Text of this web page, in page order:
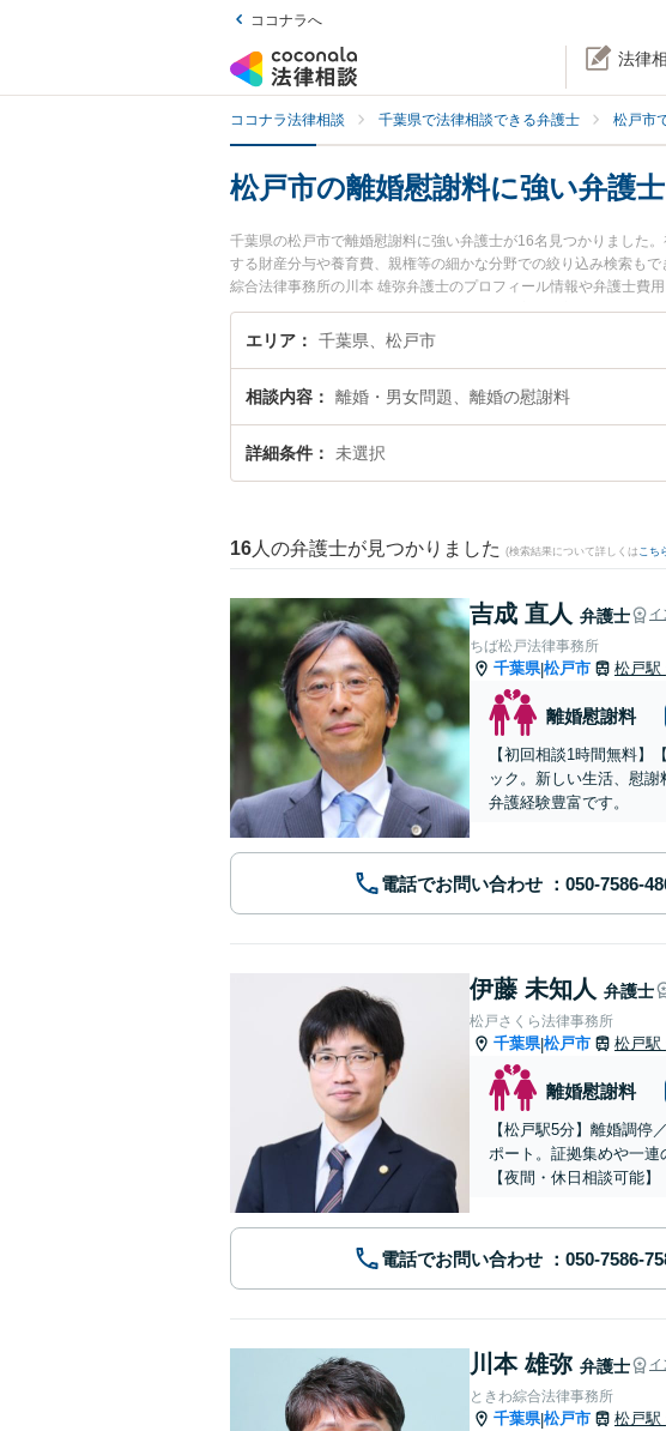
ココナラへ
法律
ココナラ法律相談 千葉県で法律相談できる弁護士 松戸市
松戸市の離婚慰謝料に強い弁護士
千葉県の松戸市で離婚慰謝料に強い弁護士が16名見つかりました
する財産分与や養育費、親権等の細かな分野での絞り込み検索も
綜合法律事務所の川本 雄弥弁護士のプロフィール情報や弁護士費
相談したい』『離婚慰謝料のトラブル解決の実績豊富な近くの弁
困りの相談者さんにおすすめです。
エリア 千葉県、松戸市
相談内容 離婚・男女問題、離婚の慰謝料
詳細条件 未選択
16 人の弁護士が見つかりました (検索結果について詳しくは こち
吉成 直人 弁護士 イ
ちば松戸法律事務所
千葉県|松戸市 松戸駅
離婚慰謝料
【初回相談1時間無料
ック。新しい生活、慰
弁護経験豊富です。
電話でお問い合わせ
伊藤 未知人 弁護士
松戸さくら法律事務所
千葉県|松戸市 松戸駅
離婚慰謝料
【松戸駅5分】離婚調
ポート。証拠集めや一連
【夜間・休日相談可能】
電話でお問い合わせ
川本 雄弥 弁護士 イ
ときわ綜合法律事務所
千葉県|松戸市 松戸駅